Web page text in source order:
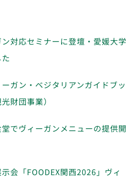
対応セミナーに登壇・愛媛大学
ーガン・ベジタリアンガイドブッ
財団事業）
でヴィーガンメニューの提供開
会「FOODEX関西2026」ヴィ